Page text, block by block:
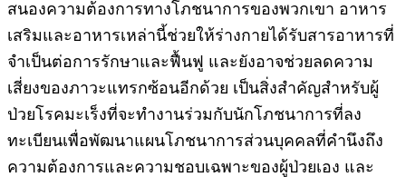
สนองความต้องการทางโภชนาการของพวกเขา อาหาร
เสริมและอาหารเหล่านี้ช่วยให้ร่างกายได้รับสารอาหารที่
จำเป็นต่อการรักษาและฟื้นฟู และยังอาจช่วยลดความ
เสี่ยงของภาวะแทรกซ้อนอีกด้วย เป็นสิ่งสำคัญสำหรับผู้
ป่วยโรคมะเร็งที่จะทำงานร่วมกับนักโภชนาการที่ลง
ทะเบียนเพื่อพัฒนาแผนโภชนาการส่วนบุคคลที่คำนึงถึง
ความต้องการและความชอบเฉพาะของผู้ป่วยเอง และ